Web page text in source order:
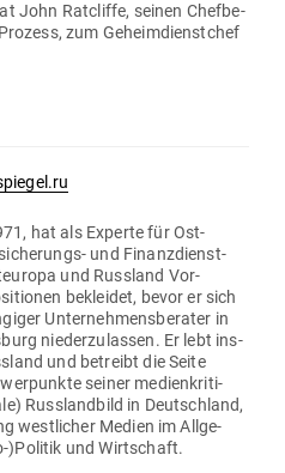
John Rat­cliffe, seinen Chef­be­
zum Geheim­dienstchef
hat als Experte für Ost­
und Finanz­dienst­
und Russland Vor­
bekleidet, bevor er sich
Unter­neh­mens­be­rater in
nie­der­zu­lassen. Er lebt ins­
und betreibt die Seite
seiner medi­en­kri­ti­
Russ­landbild in Deutschland,
west­licher Medien im All­ge­
)Politik und Wirtschaft.